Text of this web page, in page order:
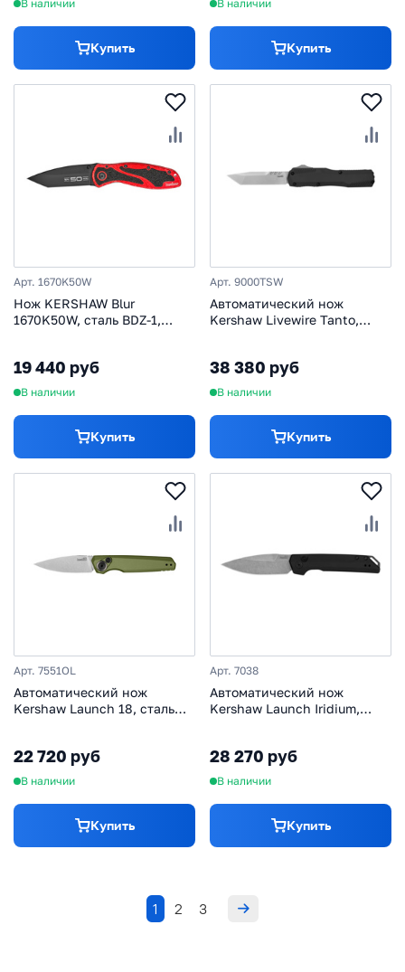
В наличии
Купить
В наличии
Купить
Арт. 1670K50W
Нож KERSHAW Blur
1670K50W, сталь BDZ-1,
красно-черный
19 440 руб
В наличии
Купить
Арт. 9000TSW
Автоматический нож
Kershaw Livewire Tanto,
38 380 руб
В наличии
Купить
Арт. 7551OL
Автоматический нож
Kershaw Launch 18, сталь
22 720 руб
В наличии
Купить
Арт. 7038
Автоматический нож
Kershaw Launch Iridium,
28 270 руб
В наличии
Купить
1 2 3